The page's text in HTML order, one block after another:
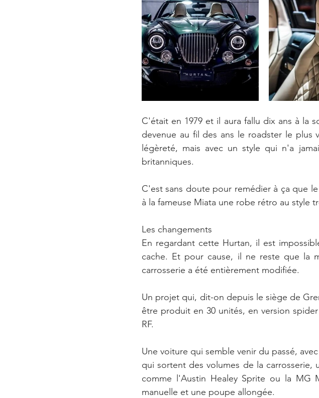
C'était en 1979 et il aura fallu dix ans à la
devenue au fil des ans le roadster le
légèreté, mais avec un style qui n'a
britanniques.
C'est sans doute pour remédier à ça que
à la fameuse Miata une robe rétro au style
Les changements
En regardant cette Hurtan, il est
cache. Et pour cause, il ne reste que la
carrosserie a été entièrement modifiée.
Un projet qui, dit-on depuis le siège de
être produit en 30 unités, en version
RF.
Une voiture qui semble venir du passé,
qui sortent des volumes de la
comme l'Austin Healey Sprite ou la MG
manuelle et une poupe allongée.